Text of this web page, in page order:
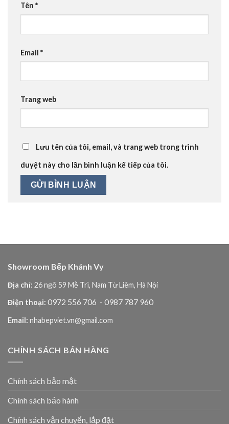
Tên *
Email *
Trang web
Lưu tên của tôi, email, và trang web trong trình
duyệt này cho lần bình luận kế tiếp của tôi.
Showroom Bếp Khánh Vy
Địa chỉ: 26 ngõ 59 Mễ Trì, Nam Từ Liêm, Hà Nội
Điện thoại: 0972 556 706 - 0987 787 960
Email: nhabepviet.vn@gmail.com
CHÍNH SÁCH BÁN HÀNG
Chính sách bảo mật
Chính sách bảo hành
Chính sách vận chuyển, lắp đặt